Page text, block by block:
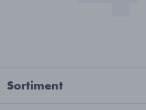
Sortiment